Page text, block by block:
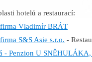
hotelů a restaurací:
Vladimír BRÁT
S&S Asie s.r.o. -
- Penzion U